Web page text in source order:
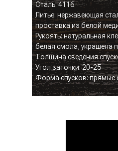
Сталь: 4116
Литье: нержавеющая
проставка из белой
Рукоять: натуральная
белая смола, украшена
Толщина сведения
Угол заточки: 20-25
Форма спусков: прямые